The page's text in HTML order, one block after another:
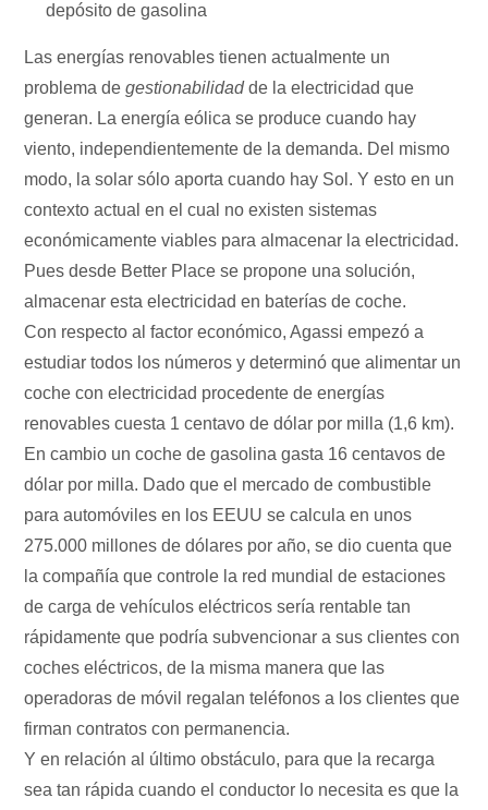
depósito de gasolina
Las energías renovables tienen actualmente un
problema degestionabilidadde la electricidad que
generan. La energía eólica se produce cuando hay
viento, independientemente de la demanda. Del mismo
modo, la solar sólo aporta cuando hay Sol. Y esto en un
contexto actual en el cual no existen sistemas
económicamente viables para almacenar la electricidad.
Pues desde Better Place se propone una solución,
almacenar esta electricidad en baterías de coche.
Con respecto al factor económico, Agassi empezó a
estudiar todos los números y determinó que alimentar un
coche con electricidad procedente de energías
renovables cuesta 1 centavo de dólar por milla (1,6 km).
En cambio un coche de gasolina gasta 16 centavos de
dólar por milla. Dado que el mercado de combustible
para automóviles en los EEUU se calcula en unos
275.000 millones de dólares por año, se dio cuenta que
la compañía que controle la red mundial de estaciones
de carga de vehículos eléctricos sería rentable tan
rápidamente que podría subvencionar a sus clientes con
coches eléctricos, de la misma manera que las
operadoras de móvil regalan teléfonos a los clientes que
firman contratos con permanencia.
Y en relación al último obstáculo, para que la recarga
sea tan rápida cuando el conductor lo necesita es que la